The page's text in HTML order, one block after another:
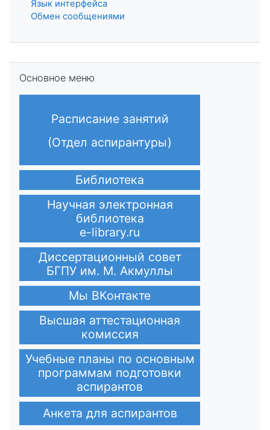
Язык интерфейса
Обмен сообщениями
Основное меню
Расписание занятий
(Отдел аспирантуры)
Библиотека
Научная электронная
библиотека
e-library.ru
Диссертационный совет
БГПУ им. М. Акмуллы
Мы ВКонтакте
Высшая аттестационная
комиссия
Учебные планы по основным
программам подготовки
аспирантов
Анкета для аспирантов